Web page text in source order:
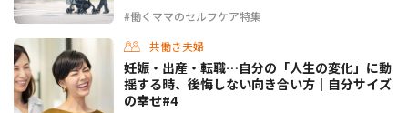
#働くママのセルフケア特集
共働き夫婦
妊娠・出産・転職…自分の「人生の変化」に動
揺する時、後悔しない向き合い方｜自分サイズ
の幸せ#4